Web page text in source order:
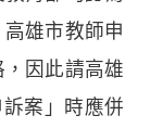
雄市教師申
因此請高雄
案」時應併